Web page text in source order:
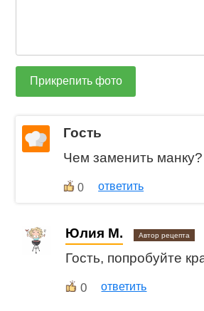
Прикрепить фото
Гость
Чем заменить манку?
0 ответить
Юлия М. Автор рецепта
Гость, попробуйте
0 ответить